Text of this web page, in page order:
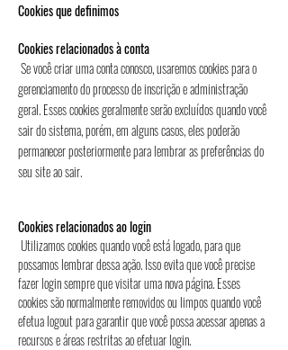
Cookies que definimos
Cookies relacionados à conta
Se você criar uma conta conosco, usaremos cookies para o
gerenciamento do processo de inscrição e administração
geral. Esses cookies geralmente serão excluídos quando você
sair do sistema, porém, em alguns casos, eles poderão
permanecer posteriormente para lembrar as preferências do
seu site ao sair.
Cookies relacionados ao login
Utilizamos cookies quando você está logado, para que
possamos lembrar dessa ação. Isso evita que você precise
fazer login sempre que visitar uma nova página. Esses
cookies são normalmente removidos ou limpos quando você
efetua logout para garantir que você possa acessar apenas a
recursos e áreas restritas ao efetuar login.